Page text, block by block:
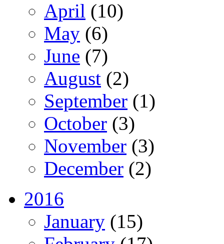
April (10)
May (6)
June (7)
August (2)
September (1)
October (3)
November (3)
December (2)
2016
January (15)